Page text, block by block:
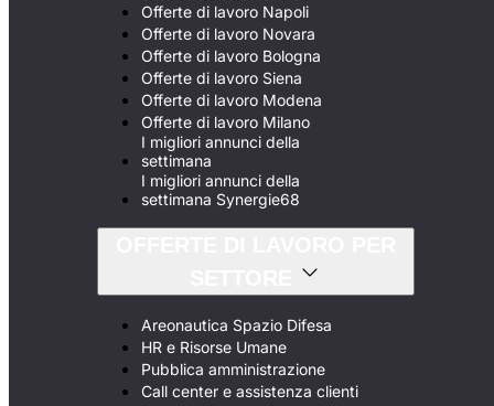
Offerte di lavoro Napoli
Offerte di lavoro Novara
Offerte di lavoro Bologna
Offerte di lavoro Siena
Offerte di lavoro Modena
Offerte di lavoro Milano
I migliori annunci della
settimana
I migliori annunci della
settimana Synergie68
Areonautica Spazio Difesa
HR e Risorse Umane
Pubblica amministrazione
Call center e assistenza clienti